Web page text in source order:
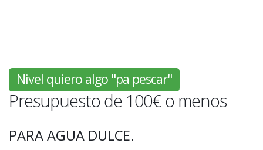
Nivel quiero algo "pa pescar"
Presupuesto de 100€ o menos
PARA AGUA DULCE.